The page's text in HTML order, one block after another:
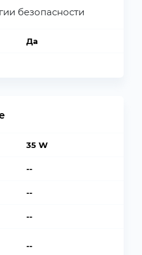
безопасности
Да
35 W
--
--
--
--